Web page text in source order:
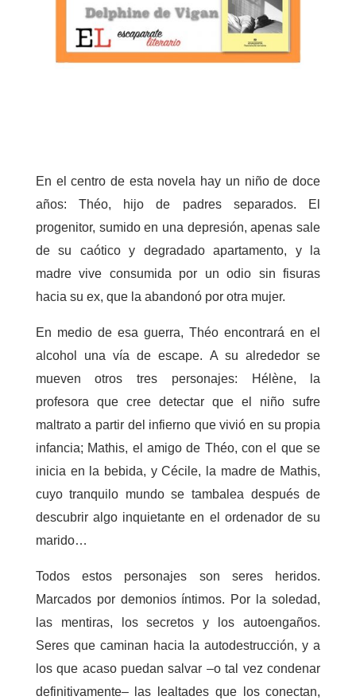
En el centro de esta novela hay un niño de doce
años: Théo, hijo de padres separados. El
progenitor, sumido en una depresión, apenas sale
de su caótico y degradado apartamento, y la
madre vive consumida por un odio sin fisuras
hacia su ex, que la abandonó por otra mujer.
En medio de esa guerra, Théo encontrará en el
alcohol una vía de escape. A su alrededor se
mueven otros tres personajes: Hélène, la
profesora que cree detectar que el niño sufre
maltrato a partir del infierno que vivió en su propia
infancia; Mathis, el amigo de Théo, con el que se
inicia en la bebida, y Cécile, la madre de Mathis,
cuyo tranquilo mundo se tambalea después de
descubrir algo inquietante en el ordenador de su
marido…
Todos estos personajes son seres heridos.
Marcados por demonios íntimos. Por la soledad,
las mentiras, los secretos y los autoengaños.
Seres que caminan hacia la autodestrucción, y a
los que acaso puedan salvar –o tal vez condenar
definitivamente– las lealtades que los conectan,